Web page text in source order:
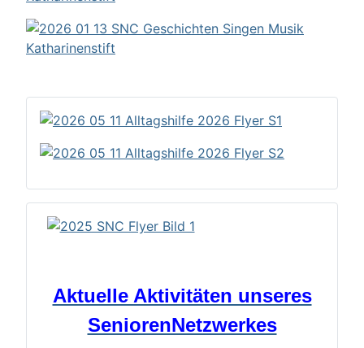
Aktuelle Aktivitäten unseres
SeniorenNetzwerkes